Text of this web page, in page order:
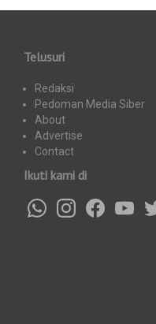
Telusuri
Redaksi
Pedoman Media Siber
About
Advertise
Contact
Ikuti kami di